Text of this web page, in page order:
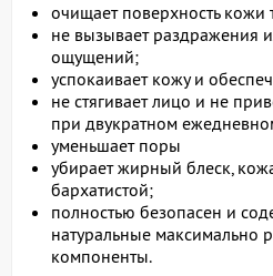
очищает поверхность
не вызывает раздражения
ощущений;
успокаивает кожу и
не стягивает лицо и не
при двукратном
уменьшает поры
убирает жирный блеск,
бархатистой;
полностью безопасен и
натуральные максимально
компоненты.